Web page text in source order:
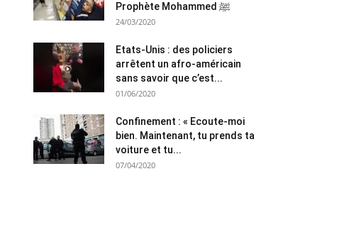
Prophète Mohammed ﷺ
24/03/2020
Etats-Unis : des policiers
arrêtent un afro-américain
sans savoir que c’est...
01/06/2020
Confinement : « Ecoute-moi
bien. Maintenant, tu prends ta
voiture et tu...
07/04/2020